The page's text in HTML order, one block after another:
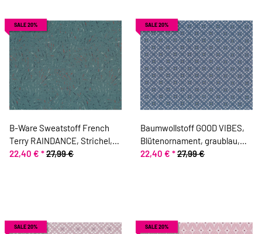
SALE 20%
B-Ware Sweatstoff French
Terry RAINDANCE, Strichel,
graugrün, Lila Lotta
22,40 € *27,99 €
SALE 20%
Baumwollstoff GOOD VIBES,
Blütenornament, graublau,
ring a roses
22,40 € *27,99 €
SALE 20% SALE 20%